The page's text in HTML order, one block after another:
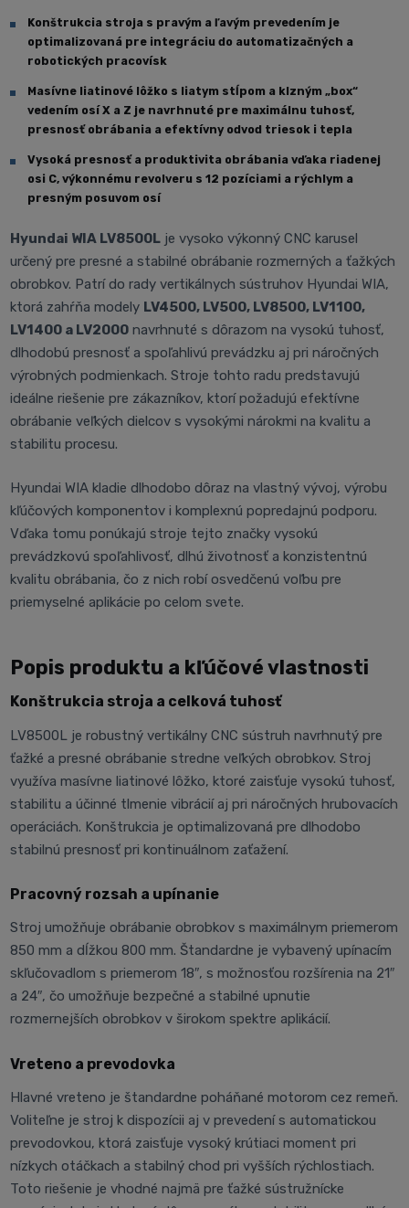
Konštrukcia stroja s pravým a ľavým prevedením je
optimalizovaná pre integráciu do automatizačných a
robotických pracovísk
Masívne liatinové lôžko s liatym stĺpom a klzným „box“
vedením osí X a Z je navrhnuté pre maximálnu tuhosť,
presnosť obrábania a efektívny odvod triesok i tepla
Vysoká presnosť a produktivita obrábania vďaka riadenej
osi C, výkonnému revolveru s 12 pozíciami a rýchlym a
presným posuvom osí
Hyundai WIA LV8500L je vysoko výkonný CNC karusel
určený pre presné a stabilné obrábanie rozmerných a ťažkých
obrobkov. Patrí do rady vertikálnych sústruhov Hyundai WIA,
ktorá zahŕňa modely LV4500, LV500, LV8500, LV1100,
LV1400 a LV2000 navrhnuté s dôrazom na vysokú tuhosť,
dlhodobú presnosť a spoľahlivú prevádzku aj pri náročných
výrobných podmienkach. Stroje tohto radu predstavujú
ideálne riešenie pre zákazníkov, ktorí požadujú efektívne
obrábanie veľkých dielcov s vysokými nárokmi na kvalitu a
stabilitu procesu.
Hyundai WIA kladie dlhodobo dôraz na vlastný vývoj, výrobu
kľúčových komponentov i komplexnú popredajnú podporu.
Vďaka tomu ponúkajú stroje tejto značky vysokú
prevádzkovú spoľahlivosť, dlhú životnosť a konzistentnú
kvalitu obrábania, čo z nich robí osvedčenú voľbu pre
priemyselné aplikácie po celom svete.
Popis produktu a kľúčové vlastnosti
Konštrukcia stroja a celková tuhosť
LV8500L je robustný vertikálny CNC sústruh navrhnutý pre
ťažké a presné obrábanie stredne veľkých obrobkov. Stroj
využíva masívne liatinové lôžko, ktoré zaisťuje vysokú tuhosť,
stabilitu a účinné tlmenie vibrácií aj pri náročných hrubovacích
operáciách. Konštrukcia je optimalizovaná pre dlhodobo
stabilnú presnosť pri kontinuálnom zaťažení.
Pracovný rozsah a upínanie
Stroj umožňuje obrábanie obrobkov s maximálnym priemerom
850 mm a dĺžkou 800 mm. Štandardne je vybavený upínacím
skľučovadlom s priemerom 18″, s možnosťou rozšírenia na 21″
a 24″, čo umožňuje bezpečné a stabilné upnutie
rozmernejších obrobkov v širokom spektre aplikácií.
Vreteno a prevodovka
Hlavné vreteno je štandardne poháňané motorom cez remeň.
Voliteľne je stroj k dispozícii aj v prevedení s automatickou
prevodovkou, ktorá zaisťuje vysoký krútiaci moment pri
nízkych otáčkach a stabilný chod pri vyšších rýchlostiach.
Toto riešenie je vhodné najmä pre ťažké sústružnícke